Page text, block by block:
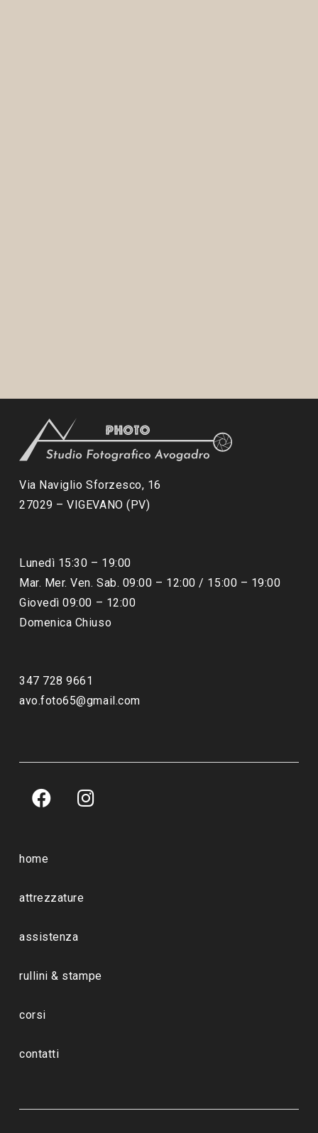
Via Naviglio Sforzesco, 16
27029 – VIGEVANO (PV)
Lunedì 15:30 – 19:00
Mar. Mer. Ven. Sab. 09:00 – 12:00 / 15:00 – 19:00
Giovedì 09:00 – 12:00
Domenica Chiuso
347 728 9661
avo.foto65@gmail.com
home
attrezzature
assistenza
rullini & stampe
corsi
contatti